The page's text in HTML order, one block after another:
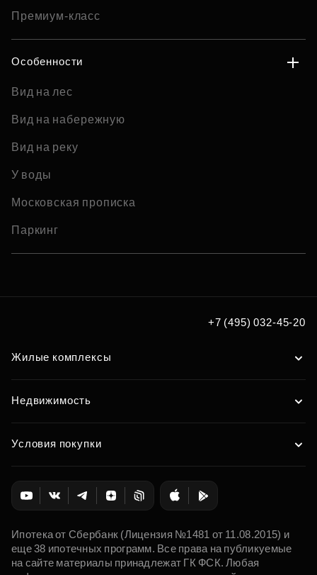
Премиум-класс
Особенности
Вид на лес
Вид на набережную
Вид на реку
У воды
Московская прописка
Паркинг
+7 (495) 032-45-20
Жилые комплексы
Недвижимость
Условия покупки
Ипотека от Сбербанк (Лицензия №1481 от 11.08.2015) и
еще 38 ипотечных программ. Все права на публикуемые
на сайте материалы принадлежат ГК ФСК. Любая